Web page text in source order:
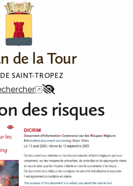
de la Tour
SAINT-TROPEZ
Accessibilité
des risques